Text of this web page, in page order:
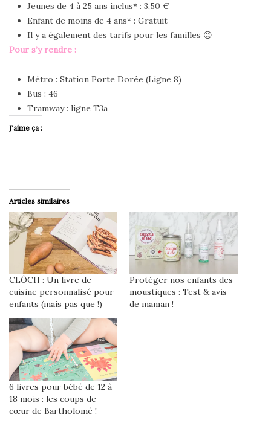
Jeunes de 4 à 25 ans inclus* : 3,50 €
Enfant de moins de 4 ans* : Gratuit
Il y a également des tarifs pour les familles 😉
Pour s’y rendre :
Métro : Station Porte Dorée (Ligne 8)
Bus : 46
Tramway : ligne T3a
J’aime ça :
Articles similaires
CLÔCH : Un livre de
cuisine personnalisé pour
enfants (mais pas que !)
Protéger nos enfants des
moustiques : Test & avis
de maman !
6 livres pour bébé de 12 à
18 mois : les coups de
cœur de Bartholomé !